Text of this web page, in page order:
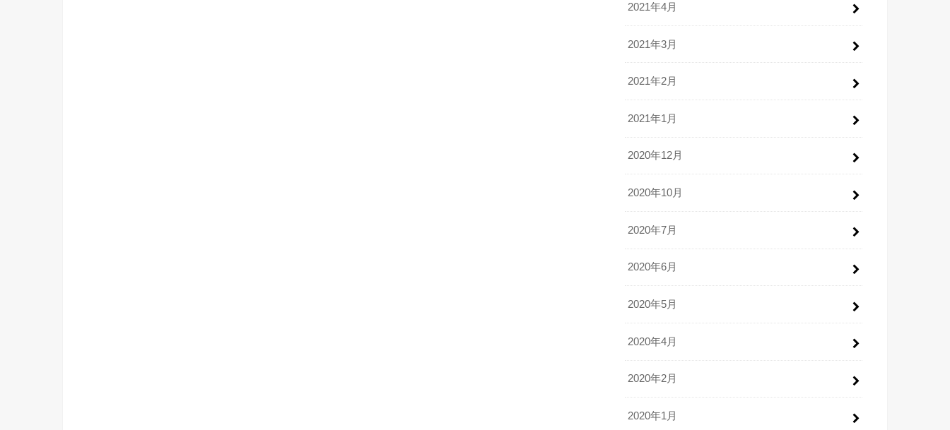
2021年4月
2021年3月
2021年2月
2021年1月
2020年12月
2020年10月
2020年7月
2020年6月
2020年5月
2020年4月
2020年2月
2020年1月